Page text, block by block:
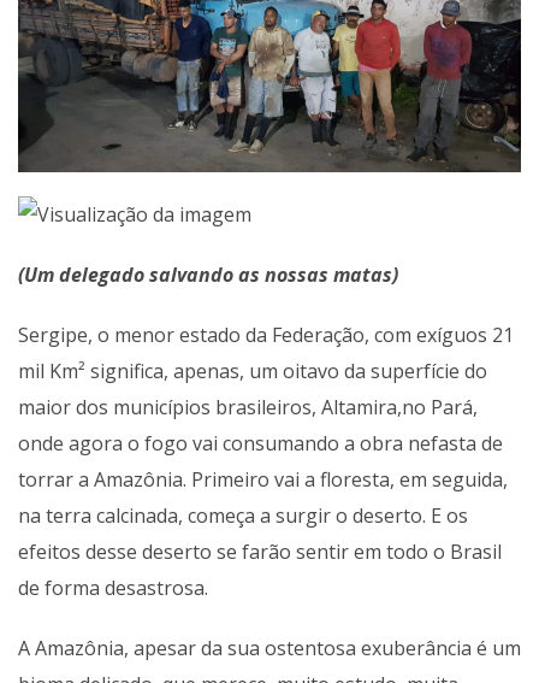
(Um delegado salvando as nossas matas)
Sergipe, o menor estado da Federação, com exíguos 21
mil Km² significa, apenas, um oitavo da superfície do
maior dos municípios brasileiros, Altamira,no Pará,
onde agora o fogo vai consumando a obra nefasta de
torrar a Amazônia. Primeiro vai a floresta, em seguida,
na terra calcinada, começa a surgir o deserto. E os
efeitos desse deserto se farão sentir em todo o Brasil
de forma desastrosa.
A Amazônia, apesar da sua ostentosa exuberância é um